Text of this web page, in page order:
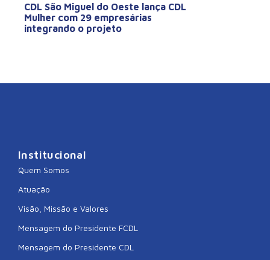
CDL São Miguel do Oeste lança CDL
Mulher com 29 empresárias
integrando o projeto
Institucional
Quem Somos
Atuação
Visão, Missão e Valores
Mensagem do Presidente FCDL
Mensagem do Presidente CDL